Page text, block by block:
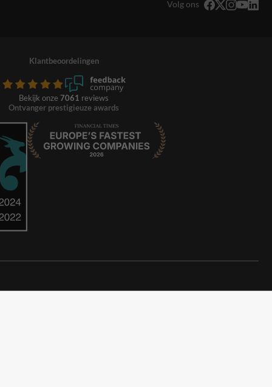
Volg ons
Klantbeoordelingen
Bekijk onze 7061 reviews
Ontvanger prestigieuze awards